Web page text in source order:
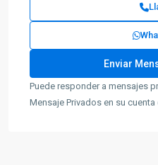
Puede responder a mensajes
Mensaje Privados en su cuenta